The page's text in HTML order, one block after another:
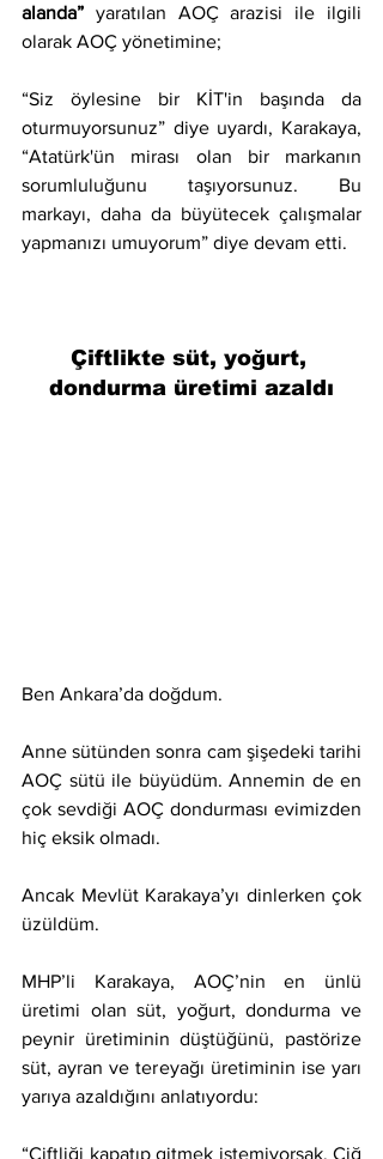
alanda” yaratılan AOÇ arazisi ile ilgili
olarak AOÇ yönetimine;
“Siz öylesine bir KİT'in başında da
oturmuyorsunuz” diye uyardı, Karakaya,
“Atatürk'ün mirası olan bir markanın
sorumluluğunu taşıyorsunuz. Bu
markayı, daha da büyütecek çalışmalar
yapmanızı umuyorum” diye devam etti.
Çiftlikte süt, yoğurt,
dondurma üretimi azaldı
Ben Ankara’da doğdum.
Anne sütünden sonra cam şişedeki tarihi
AOÇ sütü ile büyüdüm. Annemin de en
çok sevdiği AOÇ dondurması evimizden
hiç eksik olmadı.
Ancak Mevlüt Karakaya’yı dinlerken çok
üzüldüm.
MHP’li Karakaya, AOÇ’nin en ünlü
üretimi olan süt, yoğurt, dondurma ve
peynir üretiminin düştüğünü, pastörize
süt, ayran ve tereyağı üretiminin ise yarı
yarıya azaldığını anlatıyordu:
“Çiftliği kapatıp gitmek istemiyorsak, Çiğ